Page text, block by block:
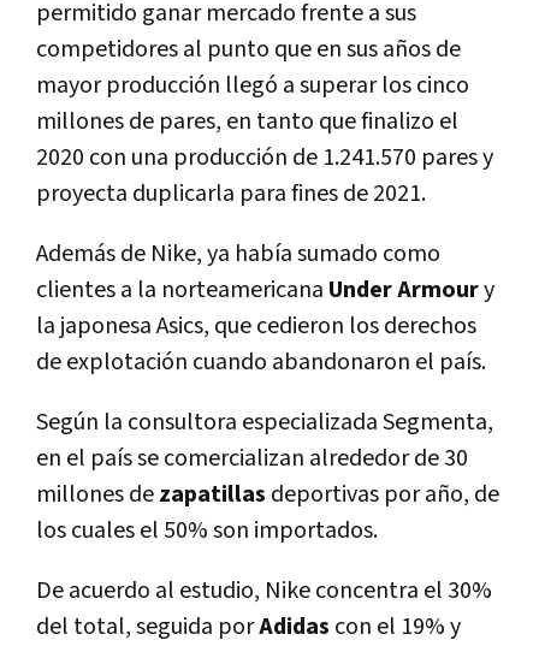
permitido ganar mercado frente a sus
competidores al punto que en sus años de
mayor producción llegó a superar los cinco
millones de pares, en tanto que finalizo el
2020 con una producción de 1.241.570 pares y
proyecta duplicarla para fines de 2021.
Además de Nike, ya había sumado como
clientes a la norteamericana Under Armoury
la japonesa Asics, que cedieron los derechos
de explotación cuando abandonaron el país.
Según la consultora especializada Segmenta,
en el país se comercializan alrededor de 30
millones dezapatillas deportivas por año, de
los cuales el 50% son importados.
De acuerdo al estudio, Nike concentra el 30%
del total, seguida porAdidas con el 19% y